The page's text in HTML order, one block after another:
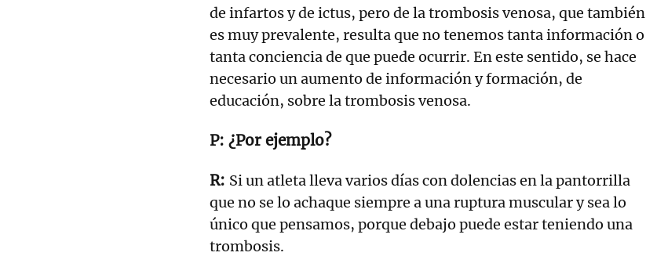
de infartos y de ictus, pero de la trombosis venosa, que también
es muy prevalente, resulta que no tenemos tanta información o
tanta conciencia de que puede ocurrir. En este sentido, se hace
necesario un aumento de información y formación, de
educación, sobre la trombosis venosa.
¿Por ejemplo?
Si un atleta lleva varios días con dolencias en la pantorrilla
que no se lo achaque siempre a una ruptura muscular y sea lo
único que pensamos, porque debajo puede estar teniendo una
trombosis.